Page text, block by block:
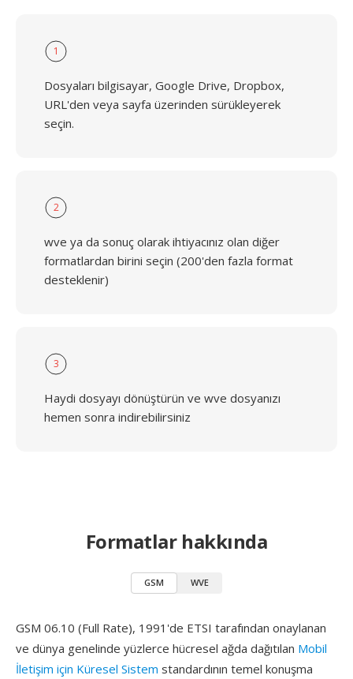
1
Dosyaları bilgisayar, Google Drive, Dropbox,
URL'den veya sayfa üzerinden sürükleyerek
seçin.
2
wve ya da sonuç olarak ihtiyacınız olan diğer
formatlardan birini seçin (200'den fazla format
desteklenir)
3
Haydi dosyayı dönüştürün ve wve dosyanızı
hemen sonra indirebilirsiniz
Formatlar hakkında
GSM WVE
GSM 06.10 (Full Rate), 1991'de ETSI tarafından onaylanan
ve dünya genelinde yüzlerce hücresel ağda dağıtılan Mobil
İletişim için Küresel Sistem standardının temel konuşma